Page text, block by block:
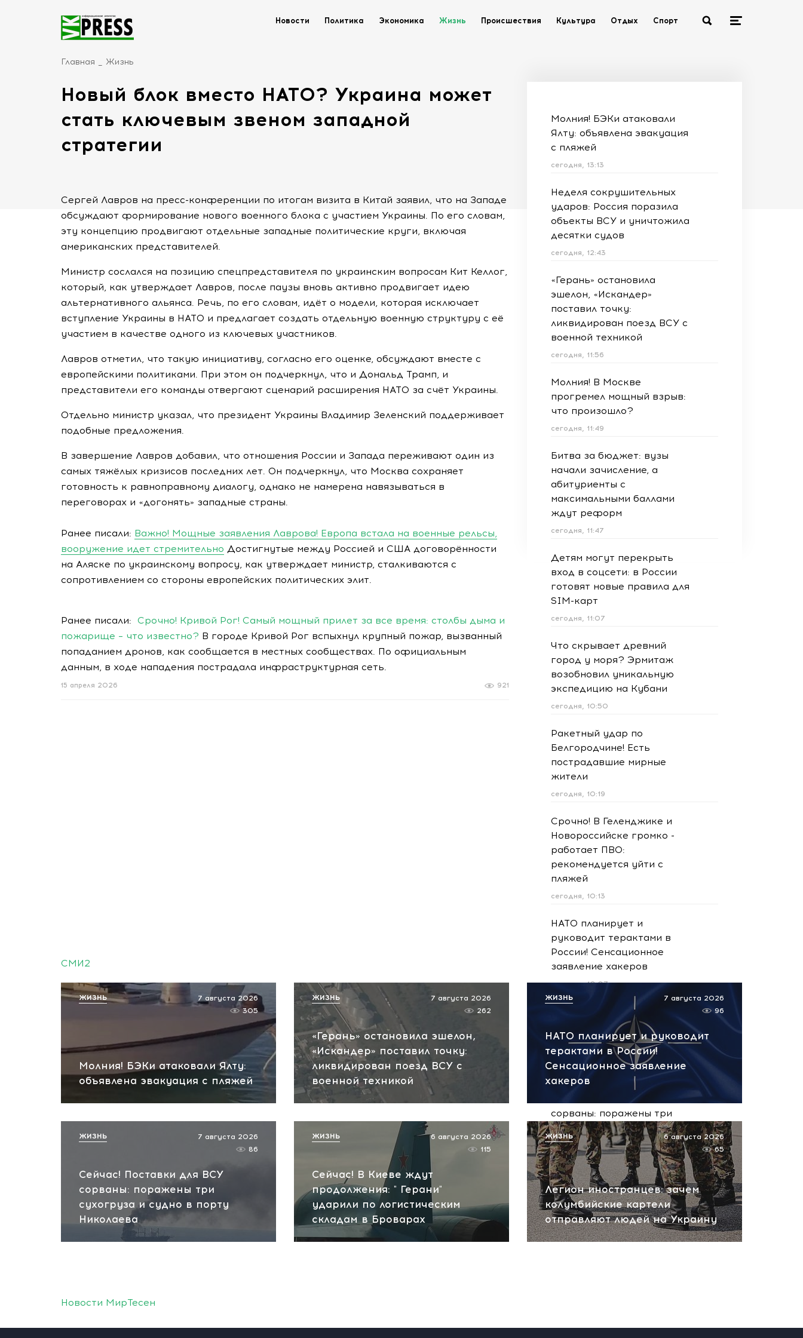
Новости Политика Экономика Жизнь Происшествия Культура Отдых Спорт
Главная Жизнь
Новый блок вместо НАТО? Украина может
стать ключевым звеном западной
стратегии
Сергей Лавров на пресс-конференции по итогам визита в Китай заявил, что на Западе
обсуждают формирование нового военного блока с участием Украины. По его словам,
эту концепцию продвигают отдельные западные политические круги, включая
американских представителей.
Министр сослался на позицию спецпредставителя по украинским вопросам Кит Келлог,
который, как утверждает Лавров, после паузы вновь активно продвигает идею
альтернативного альянса. Речь, по его словам, идёт о модели, которая исключает
вступление Украины в НАТО и предлагает создать отдельную военную структуру с её
участием в качестве одного из ключевых участников.
Лавров отметил, что такую инициативу, согласно его оценке, обсуждают вместе с
европейскими политиками. При этом он подчеркнул, что и Дональд Трамп, и
представители его команды отвергают сценарий расширения НАТО за счёт Украины.
Отдельно министр указал, что президент Украины Владимир Зеленский поддерживает
подобные предложения.
В завершение Лавров добавил, что отношения России и Запада переживают один из
самых тяжёлых кризисов последних лет. Он подчеркнул, что Москва сохраняет
готовность к равноправному диалогу, однако не намерена навязываться в
переговорах и «догонять» западные страны.
Ранее писали: Важно! Мощные заявления Лаврова! Европа встала на военные рельсы,
вооружение идет стремительно Достигнутые между Россией и США договорённости
на Аляске по украинскому вопросу, как утверждает министр, сталкиваются с
сопротивлением со стороны европейских политических элит.
Ранее писали: Срочно! Кривой Рог! Самый мощный прилет за все время: столбы дыма и
пожарище – что известно? В городе Кривой Рог вспыхнул крупный пожар, вызванный
попаданием дронов, как сообщается в местных сообществах. По официальным
данным, в ходе нападения пострадала инфраструктурная сеть.
921
15 апреля 2026
Молния! БЭКи атаковали
Ялту: объявлена эвакуация
с пляжей
сегодня, 13:13
Неделя сокрушительных
ударов: Россия поразила
объекты ВСУ и уничтожила
десятки судов
сегодня, 12:43
«Герань» остановила
эшелон, «Искандер»
поставил точку:
ликвидирован поезд ВСУ с
военной техникой
сегодня, 11:56
Молния! В Москве
прогремел мощный взрыв:
что произошло?
сегодня, 11:49
Битва за бюджет: вузы
начали зачисление, а
абитуриенты с
максимальными баллами
ждут реформ
сегодня, 11:47
Детям могут перекрыть
вход в соцсети: в России
готовят новые правила для
SIM-карт
сегодня, 11:07
Что скрывает древний
город у моря? Эрмитаж
возобновил уникальную
экспедицию на Кубани
сегодня, 10:50
Ракетный удар по
Белгородчине! Есть
пострадавшие мирные
жители
сегодня, 10:19
Срочно! В Геленджике и
Новороссийске громко -
работает ПВО:
рекомендуется уйти с
пляжей
сегодня, 10:13
НАТО планирует и
руководит терактами в
России! Сенсационное
заявление хакеров
сегодня, 10:07
Подпольный криптоцентр в
башнях «Москва-Сити»:
задержаны более 20
человек
сегодня, 09:57
Сейчас! Поставки для ВСУ
сорваны: поражены три
сухогруза и судно в порту
Николаева
сегодня, 09:18
СМИ2
Молния! БЭКи атаковали Ялту:
объявлена эвакуация с пляжей
7 августа 2026
305
ЖИЗНЬ
«Герань» остановила эшелон,
«Искандер» поставил точку:
ликвидирован поезд ВСУ с
военной техникой
7 августа 2026
262
ЖИЗНЬ
НАТО планирует и руководит
терактами в России!
Сенсационное заявление
хакеров
7 августа 2026
96
ЖИЗНЬ
Сейчас! Поставки для ВСУ
сорваны: поражены три
сухогруза и судно в порту
Николаева
7 августа 2026
86
ЖИЗНЬ
Сейчас! В Киеве ждут
продолжения: " Герани"
ударили по логистическим
складам в Броварах
6 августа 2026
115
ЖИЗНЬ
Легион иностранцев: зачем
колумбийские картели
отправляют людей на Украину
6 августа 2026
65
ЖИЗНЬ
Новости МирТесен